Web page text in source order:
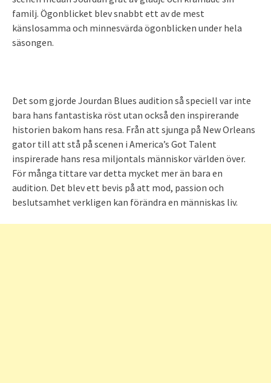
familj. Ögonblicket blev snabbt ett av de mest
känslosamma och minnesvärda ögonblicken under hela
säsongen.
Det som gjorde Jourdan Blues audition så speciell var inte
bara hans fantastiska röst utan också den inspirerande
historien bakom hans resa. Från att sjunga på New Orleans
gator till att stå på scenen i America’s Got Talent
inspirerade hans resa miljontals människor världen över.
För många tittare var detta mycket mer än bara en
audition. Det blev ett bevis på att mod, passion och
beslutsamhet verkligen kan förändra en människas liv.